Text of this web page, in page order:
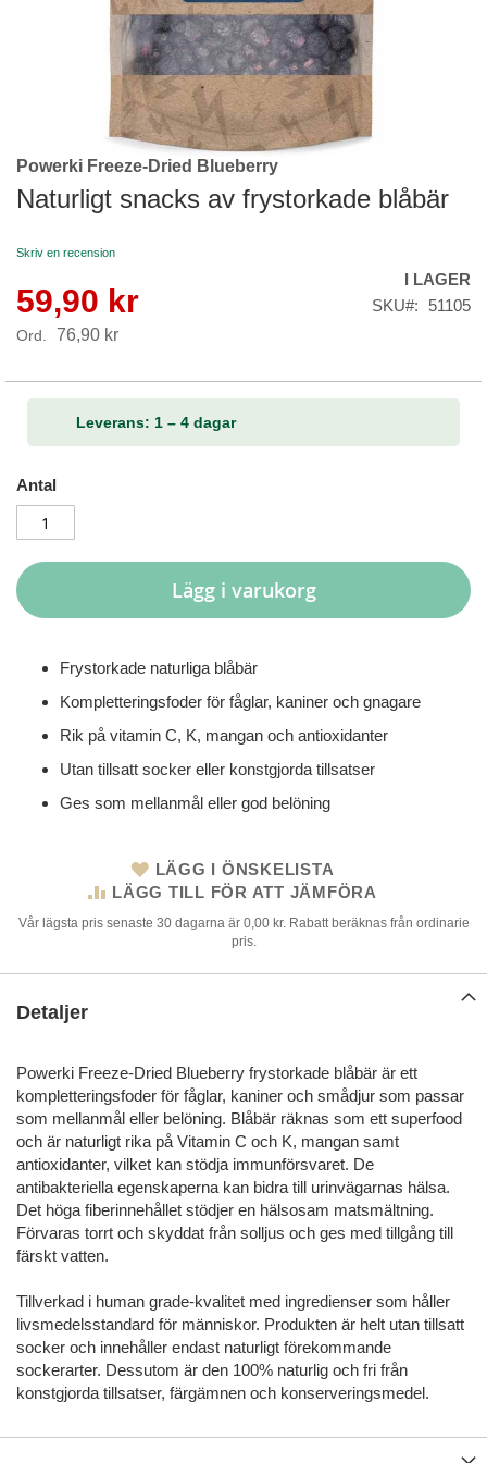
Skip
to
the
of
images
gallery
Powerki Freeze-Dried Blueberry
Naturligt snacks av frystorkade blåbär
Skriv en recension
Reapris
59,90 kr
Ord. 76,90 kr
I LAGER
SKU
51105
Leverans: 1 – 4 dagar
Antal
Lägg i varukorg
Frystorkade naturliga blåbär
Kompletteringsfoder för fåglar, kaniner och gnagare
Rik på vitamin C, K, mangan och antioxidanter
Utan tillsatt socker eller konstgjorda tillsatser
Ges som mellanmål eller god belöning
LÄGG I ÖNSKELISTA
LÄGG TILL FÖR ATT JÄMFÖRA
Vår lägsta pris senaste 30 dagarna är 0,00 kr. Rabatt beräknas från ordinarie
pris.
Detaljer
Powerki Freeze-Dried Blueberry frystorkade blåbär är ett
kompletteringsfoder för fåglar, kaniner och smådjur som passar
som mellanmål eller belöning. Blåbär räknas som ett superfood
och är naturligt rika på Vitamin C och K, mangan samt
antioxidanter, vilket kan stödja immunförsvaret. De
antibakteriella egenskaperna kan bidra till urinvägarnas hälsa.
Det höga fiberinnehållet stödjer en hälsosam matsmältning.
Förvaras torrt och skyddat från solljus och ges med tillgång till
färskt vatten.
Tillverkad i human grade-kvalitet med ingredienser som håller
livsmedelsstandard för människor. Produkten är helt utan tillsatt
socker och innehåller endast naturligt förekommande
sockerarter. Dessutom är den 100% naturlig och fri från
konstgjorda tillsatser, färgämnen och konserveringsmedel.